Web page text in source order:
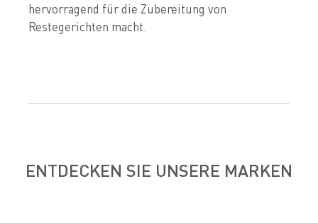
hervorragend für die Zubereitung von
Restegerichten macht.
ENTDECKEN SIE UNSERE MARKEN